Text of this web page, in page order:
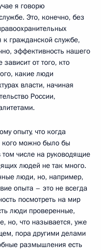
я говорю
Это, конечно, без
к гражданской службе,
эффективность нашего
от того, кто
какие люди
власти, начиная
России,
опыту, что когда
кого можно было бы
том числе на руководящие
людей не так много.
люди, но, например,
опыта – это не всегда
посмотреть на мир
люди проверенные,
но, что называется, уже
пора другими делами
размышления есть